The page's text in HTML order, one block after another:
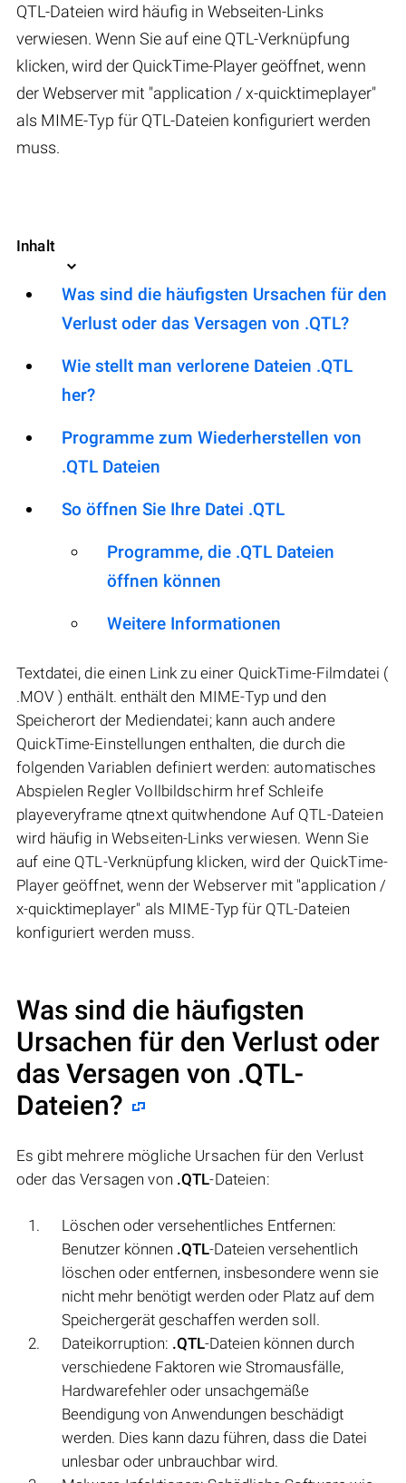
QTL-Dateien wird häufig in Webseiten-Links
verwiesen. Wenn Sie auf eine QTL-Verknüpfung
klicken, wird der QuickTime-Player geöffnet, wenn
der Webserver mit "application / x-quicktimeplayer"
als MIME-Typ für QTL-Dateien konfiguriert werden
muss.
Inhalt
Was sind die häufigsten Ursachen für den
Verlust oder das Versagen von .QTL?
Wie stellt man verlorene Dateien .QTL
her?
Programme zum Wiederherstellen von
.QTL Dateien
So öffnen Sie Ihre Datei .QTL
Programme, die .QTL Dateien
öffnen können
Weitere Informationen
Textdatei, die einen Link zu einer QuickTime-Filmdatei (
.MOV ) enthält. enthält den MIME-Typ und den
Speicherort der Mediendatei; kann auch andere
QuickTime-Einstellungen enthalten, die durch die
folgenden Variablen definiert werden: automatisches
Abspielen Regler Vollbildschirm href Schleife
playeveryframe qtnext quitwhendone Auf QTL-Dateien
wird häufig in Webseiten-Links verwiesen. Wenn Sie
auf eine QTL-Verknüpfung klicken, wird der QuickTime-
Player geöffnet, wenn der Webserver mit "application /
x-quicktimeplayer" als MIME-Typ für QTL-Dateien
konfiguriert werden muss.
Was sind die häufigsten
Ursachen für den Verlust oder
das Versagen von .QTL-
Dateien?
Es gibt mehrere mögliche Ursachen für den Verlust
oder das Versagen von .QTL-Dateien:
Löschen oder versehentliches Entfernen:
Benutzer können .QTL-Dateien versehentlich
löschen oder entfernen, insbesondere wenn sie
nicht mehr benötigt werden oder Platz auf dem
Speichergerät geschaffen werden soll.
Dateikorruption: .QTL-Dateien können durch
verschiedene Faktoren wie Stromausfälle,
Hardwarefehler oder unsachgemäße
Beendigung von Anwendungen beschädigt
werden. Dies kann dazu führen, dass die Datei
unlesbar oder unbrauchbar wird.